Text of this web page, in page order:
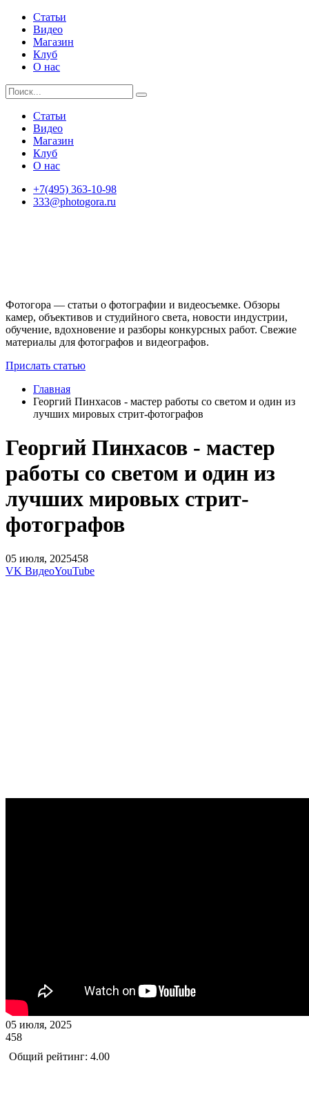
Статьи
Видео
Магазин
Клуб
О нас
Статьи
Видео
Магазин
Клуб
О нас
+7(495) 363-10-98
333@photogora.ru
Фотогора — статьи о фотографии и видеосъемке. Обзоры
камер, объективов и студийного света, новости индустрии,
обучение, вдохновение и разборы конкурсных работ. Свежие
материалы для фотографов и видеографов.
Прислать статью
Главная
Георгий Пинхасов - мастер работы со светом и один из
лучших мировых стрит-фотографов
Георгий Пинхасов - мастер
работы со светом и один из
лучших мировых стрит-
фотографов
05 июля, 2025458
VK ВидеоYouTube
05 июля, 2025
458
Общий рейтинг: 4.00